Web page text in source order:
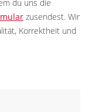
du uns die
zusendest. Wir
Korrektheit und